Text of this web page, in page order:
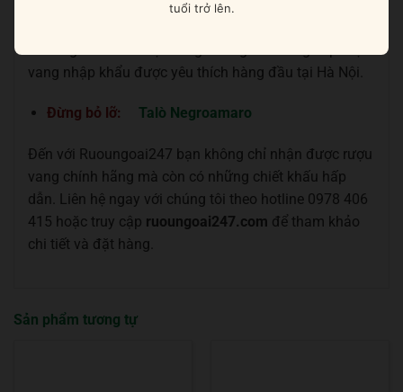
cần tìm đến những đại lý phân phối uy tín để có thể sở
vang nhập khẩu được yêu thích hàng đầu tại Hà Nội.
Đừng bỏ lỡ: Talò Negroamaro
Đến với Ruoungoai247 bạn không chỉ nhận được rượu
vang chính hãng mà còn có những chiết khấu hấp
dẫn. Liên hệ ngay với chúng tôi theo hotline 0978 406
415 hoặc truy cập ruoungoai247.com để tham khảo
chi tiết và đặt hàng.
Sản phẩm tương tự
tuổi trở lên.